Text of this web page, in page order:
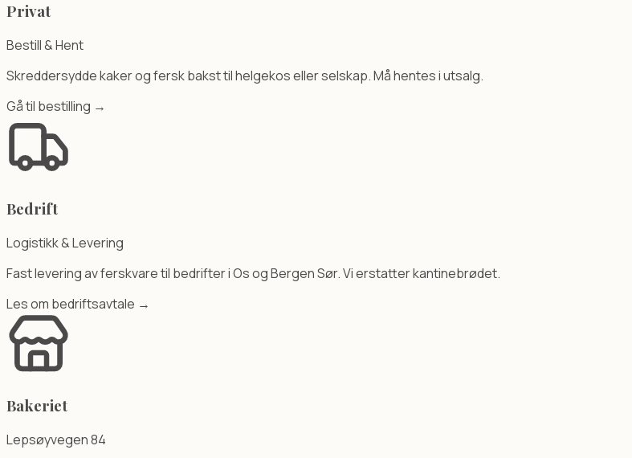
Privat
Bestill & Hent
Skreddersydde kaker og fersk bakst til helgekos eller selskap. Må hentes i utsalg.
Gå til bestilling →
Bedrift
Logistikk & Levering
Fast levering av ferskvare til bedrifter i Os og Bergen Sør. Vi erstatter kantinebrødet.
Les om bedriftsavtale →
Bakeriet
Lepsøyvegen 84